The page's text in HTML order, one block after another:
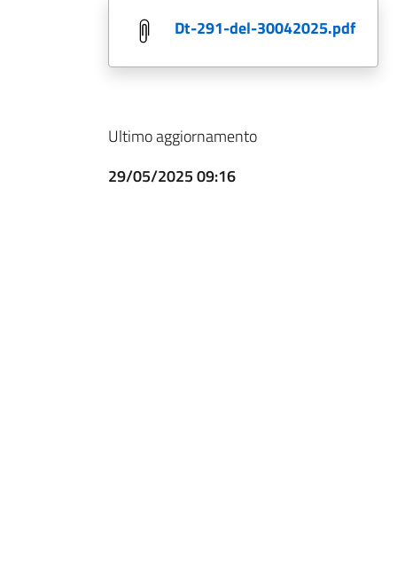
dt-291-del-30042025.pdf
Ultimo aggiornamento
29/05/2025 09:16